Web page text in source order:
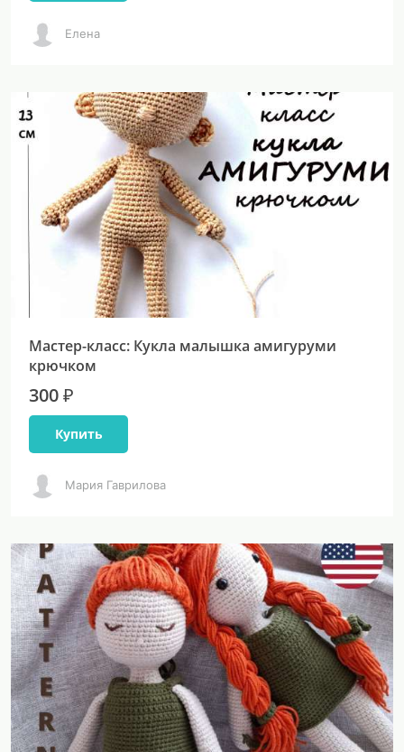
Елена
Мастер-класс: Кукла малышка амигуруми
крючком
300 ₽
Купить
Мария Гаврилова